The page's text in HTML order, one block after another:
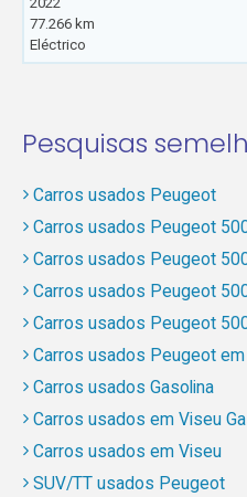
77.266 km
Eléctrico
Pesquisas
Carros usados Peugeot
Carros usados Peugeot
Carros usados Peugeot
Carros usados Peugeot
Carros usados Peugeot
Carros usados Peugeot
Carros usados Gasolina
Carros usados em Viseu
Carros usados em Viseu
SUV/TT usados Peugeot